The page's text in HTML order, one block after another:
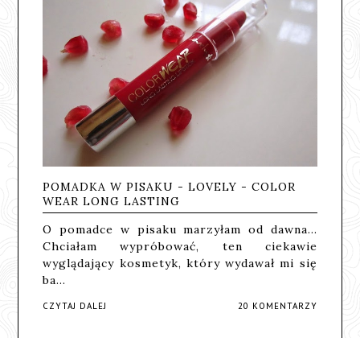
POMADKA W PISAKU - LOVELY - COLOR
WEAR LONG LASTING
O pomadce w pisaku marzyłam od dawna...
Chciałam wypróbować, ten ciekawie
wyglądający kosmetyk, który wydawał mi się
ba…
CZYTAJ DALEJ 20 KOMENTARZY